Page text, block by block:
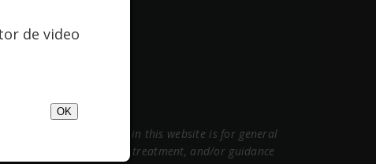
information contained in this website is for general
medical advice, treatment, and/or guidance
de video
OK